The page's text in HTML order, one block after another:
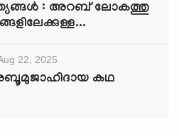
: അറബ് ലോകത്തു
22, 2025
കഥ